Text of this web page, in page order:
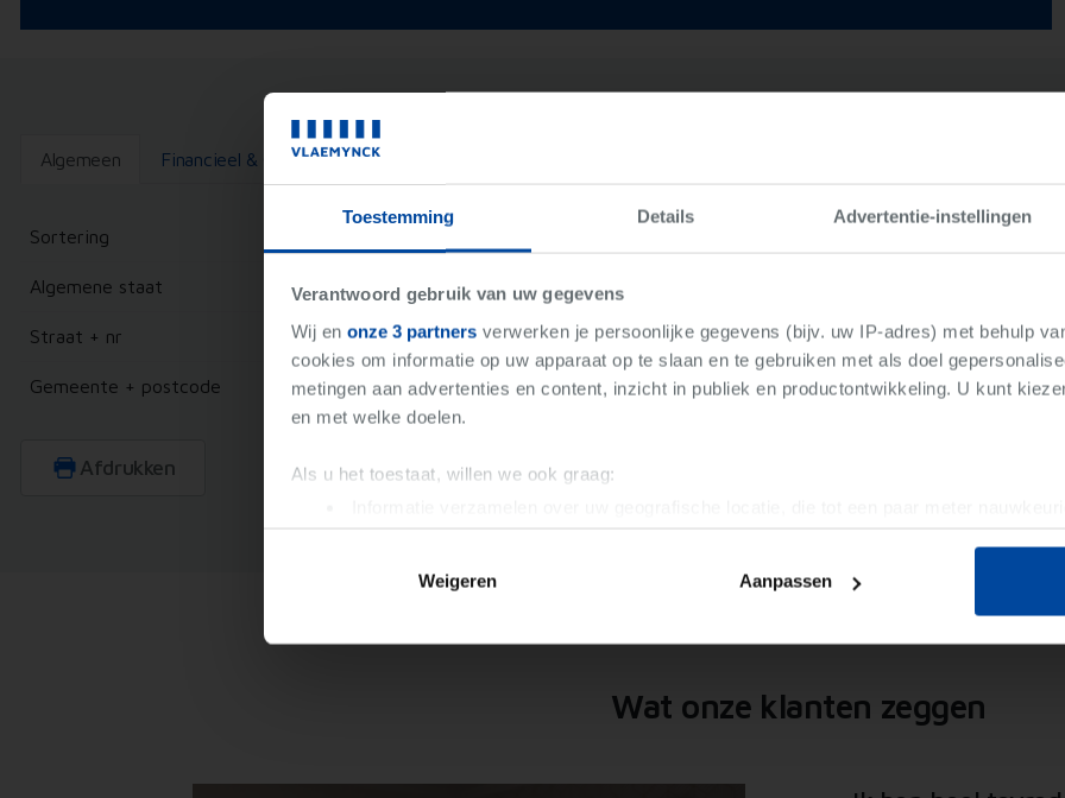
Toestemming Details Advertentie-instellingen
Verantwoord gebruik van uw gegevens
Wij en onze 3 partners verwerken je persoonlijke gegevens (bijv. uw IP-adres) met behulp
cookies om informatie op uw apparaat op te slaan en te gebruiken met als doel
metingen aan advertenties en content, inzicht in publiek en productontwikkeling. U kunt
en met welke doelen.
Als u het toestaat, willen we ook graag:
Uw apparaat identificeren door het actief te scannen op specifieke eigenschappen
toestemming op elk moment wijzigen of intrekken in de Cookieverklaring.
media, adverteren en analyse. Deze partners kunnen deze gegevens combineren met
Weigeren Aanpassen
Deze woning is reeds verkocht.
Algemeen Financieel & Oppervlakte
Sortering
Algemene staat
Straat + nr Nieuwstraat 103
Gemeente + postcode 8792 Waregem
Afdrukken
Wat onze klanten zeggen